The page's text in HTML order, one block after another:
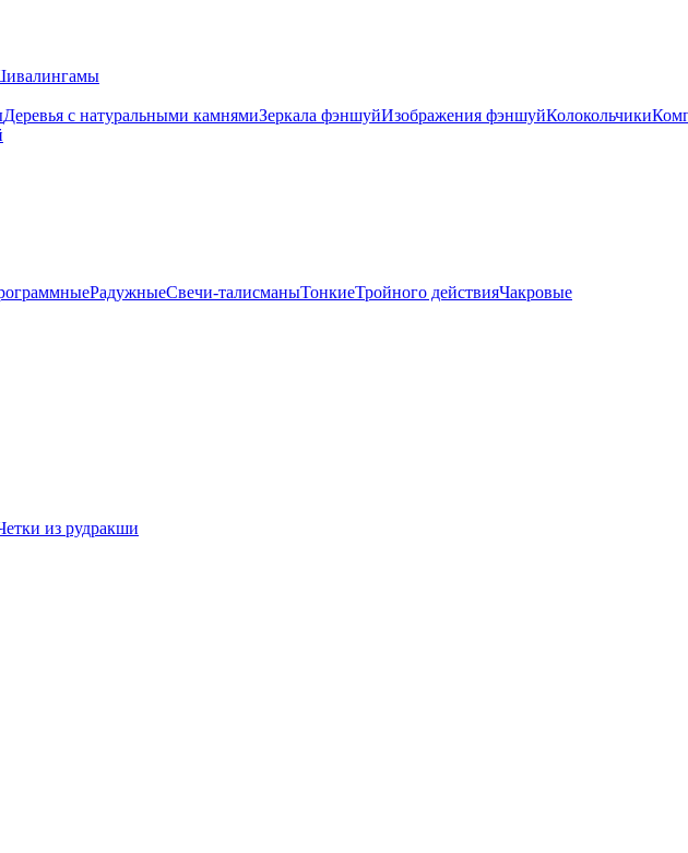
Деревья с натуральными камнямиЗеркала фэншуйИзображения фэншуйКолокольчики
РадужныеСвечи-талисманыТонкиеТройного действияЧакровые
из рудракши